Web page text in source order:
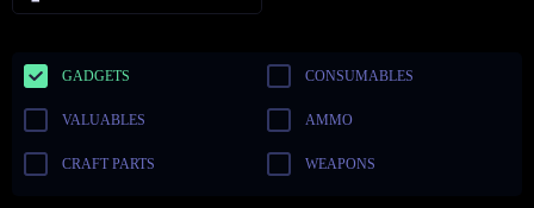
GADGETS CONSUMABLES
VALUABLES AMMO
CRAFT PARTS WEAPONS